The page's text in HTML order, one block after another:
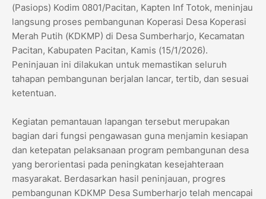
(Pasiops) Kodim 0801/Pacitan, Kapten Inf Totok, meninjau
langsung proses pembangunan Koperasi Desa Koperasi
Merah Putih (KDKMP) di Desa Sumberharjo, Kecamatan
Pacitan, Kabupaten Pacitan, Kamis (15/1/2026).
Peninjauan ini dilakukan untuk memastikan seluruh
tahapan pembangunan berjalan lancar, tertib, dan sesuai
ketentuan.
Kegiatan pemantauan lapangan tersebut merupakan
bagian dari fungsi pengawasan guna menjamin kesiapan
dan ketepatan pelaksanaan program pembangunan desa
yang berorientasi pada peningkatan kesejahteraan
masyarakat. Berdasarkan hasil peninjauan, progres
pembangunan KDKMP Desa Sumberharjo telah mencapai